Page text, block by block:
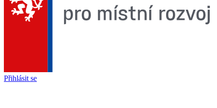
Přihlásit se